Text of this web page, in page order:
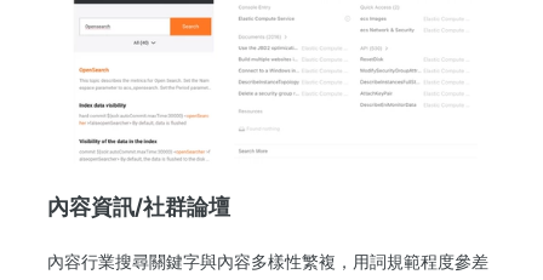
內容資訊/社群論壇
內容行業搜尋關鍵字與內容多樣性繁複，用詞規範程度參差